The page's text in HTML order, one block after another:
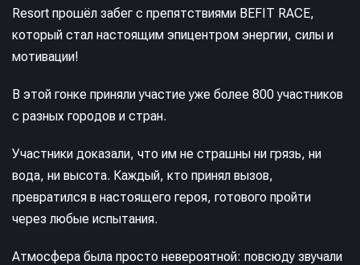
Resort прошёл забег с препятствиями BEFIT RACE,
который стал настоящим эпицентром энергии, силы и
мотивации!
В этой гонке приняли участие уже более 800 участников
с разных городов и стран.
Участники доказали, что им не страшны ни грязь, ни
вода, ни высота. Каждый, кто принял вызов,
превратился в настоящего героя, готового пройти
через любые испытания.
Атмосфера была просто невероятной: повсюду звучали